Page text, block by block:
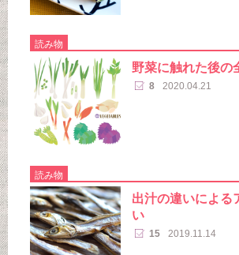
読み物
野菜に触れた後の
8 2020.04.21
読み物
出汁の違いによる
い
15 2019.11.14